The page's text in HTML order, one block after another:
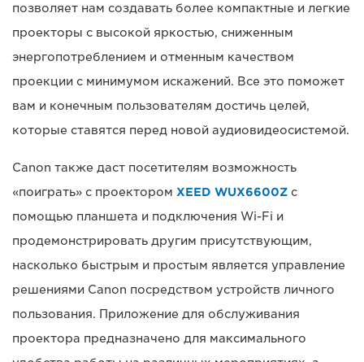
позволяет нам создавать более компактные и легкие
проекторы с высокой яркостью, сниженным
энергопотреблением и отменным качеством
проекции с минимумом искажений. Все это поможет
вам и конечным пользователям достичь целей,
которые ставятся перед новой аудиовидеосистемой.
Canon также даст посетителям возможность
«поиграть» с проектором XEED WUX6600Z с
помощью планшета и подключения Wi-Fi и
продемонстрировать другим присутствующим,
насколько быстрым и простым является управление
решениями Canon посредством устройств личного
пользования. Приложение для обслуживания
проектора предназначено для максимального